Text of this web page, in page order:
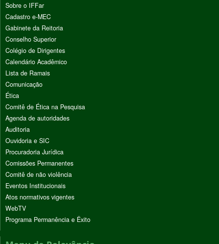
Sobre o IFFar
Cadastro e-MEC
Gabinete da Reitoria
Conselho Superior
Colégio de Dirigentes
Calendário Acadêmico
Lista de Ramais
Comunicação
Ética
Comitê de Ética na Pesquisa
Agenda de autoridades
Auditoria
Ouvidoria e SIC
Procuradoria Jurídica
Comissões Permanentes
Comitê de não violência
Eventos Institucionais
Atos normativos vigentes
WebTV
Programa Permanência e Êxito